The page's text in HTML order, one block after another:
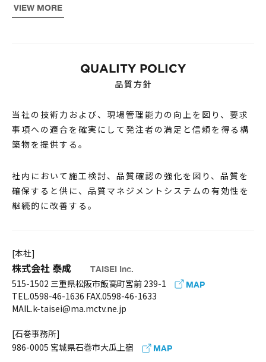
VIEW MORE
QUALITY POLICY
品質方針
当社の技術力および、現場管理能力の向上を図り、要求
事項への適合を確実にして発注者の満足と信頼を得る構
築物を提供する。
社内において施工検討、品質確認の強化を図り、品質を
確保すると供に、品質マネジメントシステムの有効性を
継続的に改善する。
[本社]
株式会社 泰成 TAISEI Inc.
515-1502 三重県松阪市飯高町宮前 239-1 MAP
TEL.0598-46-1636 FAX.0598-46-1633
MAIL.k-taisei@ma.mctv.ne.jp
[石巻事務所]
986-0005 宮城県石巻市大瓜上宿
MAP